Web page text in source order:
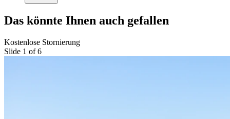
Das könnte Ihnen auch gefallen
Kostenlose Stornierung
Slide 1 of 6